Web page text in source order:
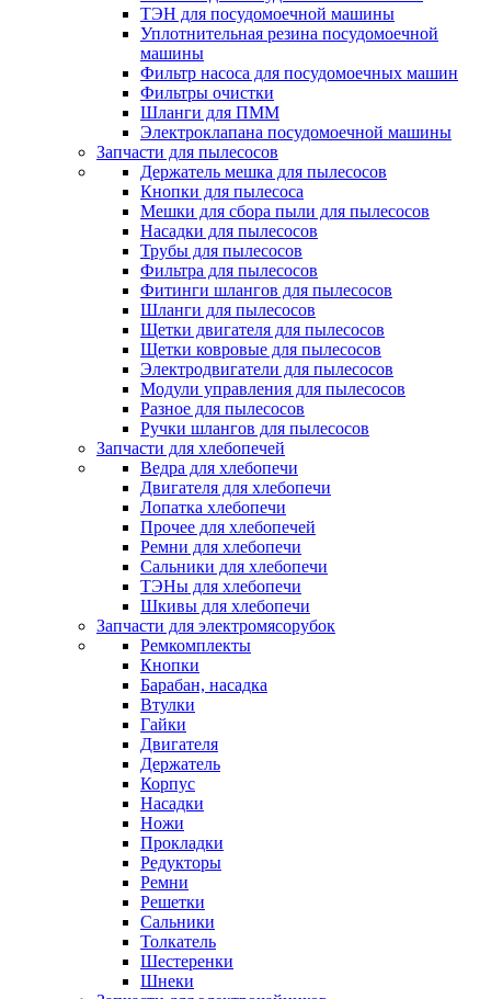
ТЭН для посудомоечной машины
Уплотнительная резина посудомоечной
машины
Фильтр насоса для посудомоечных машин
Фильтры очистки
Шланги для ПММ
Электроклапана посудомоечной машины
Запчасти для пылесосов
Держатель мешка для пылесосов
Кнопки для пылесоса
Мешки для сбора пыли для пылесосов
Насадки для пылесосов
Трубы для пылесосов
Фильтра для пылесосов
Фитинги шлангов для пылесосов
Шланги для пылесосов
Щетки двигателя для пылесосов
Щетки ковровые для пылесосов
Электродвигатели для пылесосов
Модули управления для пылесосов
Разное для пылесосов
Ручки шлангов для пылесосов
Запчасти для хлебопечей
Ведра для хлебопечи
Двигателя для хлебопечи
Лопатка хлебопечи
Прочее для хлебопечей
Ремни для хлебопечи
Сальники для хлебопечи
ТЭНы для хлебопечи
Шкивы для хлебопечи
Запчасти для электромясорубок
Ремкомплекты
Кнопки
Барабан, насадка
Втулки
Гайки
Двигателя
Держатель
Корпус
Насадки
Ножи
Прокладки
Редукторы
Ремни
Решетки
Сальники
Толкатель
Шестеренки
Шнеки